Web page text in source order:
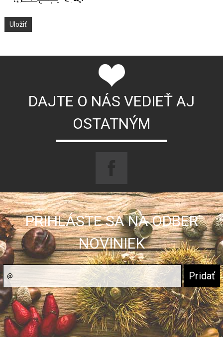
DAJTE O NÁS VEDIEŤ AJ
OSTATNÝM
PRIHLÁSTE SA NA ODBER
NOVINIEK